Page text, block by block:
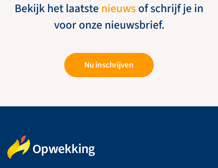
Bekijk het laatste nieuwsof schrijf je in
voor onze nieuwsbrief.
Nu inschrijven